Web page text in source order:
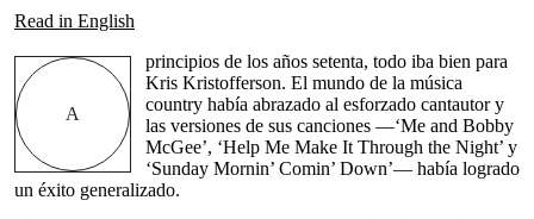
Read in English
A
principios de los años setenta, todo iba bien para
Kris Kristofferson. El mundo de la música
country había abrazado al esforzado cantautor y
las versiones de sus canciones —‘Me and Bobby
McGee’, ‘Help Me Make It Through the Night’ y
‘Sunday Mornin’ Comin’ Down’— había logrado
un éxito generalizado.